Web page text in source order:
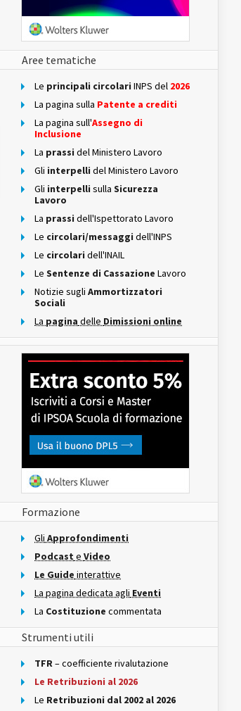
Aree tematiche
Le principali circolari INPS del 2026
La pagina sulla Patente a crediti
La pagina sull'Assegno di
Inclusione
La prassi del Ministero Lavoro
Gli interpelli del Ministero Lavoro
Gli interpelli sulla Sicurezza
Lavoro
La prassi dell'Ispettorato Lavoro
Le circolari/messaggi dell'INPS
Le circolari dell'INAIL
Le Sentenze di Cassazione Lavoro
Notizie sugli Ammortizzatori
Sociali
La pagina delle Dimissioni online
Formazione
Gli Approfondimenti
Podcast e Video
Le Guide interattive
La pagina dedicata agli Eventi
La Costituzione commentata
Strumenti utili
TFR– coefficiente rivalutazione
Le Retribuzioni al 2026
Le Retribuzioni dal 2002 al 2026